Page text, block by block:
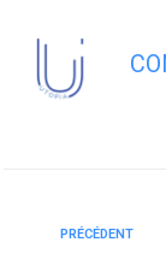
PRÉCÉDENT